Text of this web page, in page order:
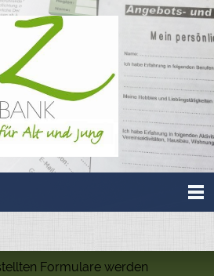
Formulare werden